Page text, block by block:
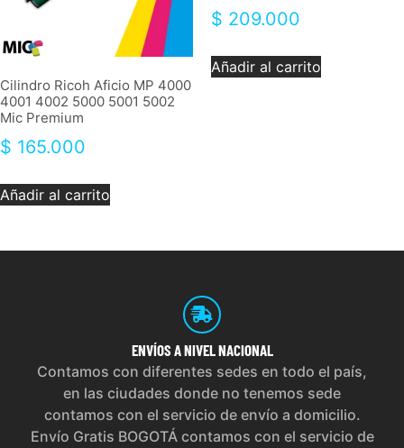
Cilindro Ricoh Aficio MP 4000
4001 4002 5000 5001 5002
Mic Premium
$ 165.000
Añadir al carrito
$ 209.000
Añadir al carrito
ENVÍOS A NIVEL NACIONAL
Contamos con diferentes sedes en todo el país,
en las ciudades donde no tenemos sede
contamos con el servicio de envío a domicilio.
Envío Gratis BOGOTÁ contamos con el servicio de